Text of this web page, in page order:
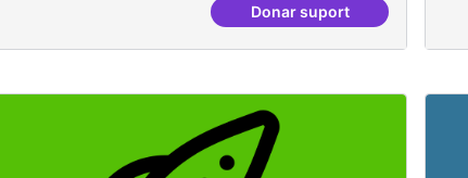
Donar suportMapeig d'experiències